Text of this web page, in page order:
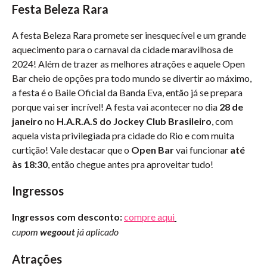
Festa Beleza Rara
A festa Beleza Rara promete ser inesquecível e um grande
aquecimento para o carnaval da cidade maravilhosa de
2024! Além de trazer as melhores atrações e aquele Open
Bar cheio de opções pra todo mundo se divertir ao máximo,
a festa é o Baile Oficial da Banda Eva, então já se prepara
porque vai ser incrível! A festa vai acontecer no dia 28 de
janeiro no H.A.R.A.S do Jockey Club Brasileiro, com
aquela vista privilegiada pra cidade do Rio e com muita
curtição! Vale destacar que o Open Barvai funcionar até
às 18:30, então chegue antes pra aproveitar tudo!
Ingressos
Ingressos com desconto:compre aqui
cupom wegoout já aplicado
Atrações